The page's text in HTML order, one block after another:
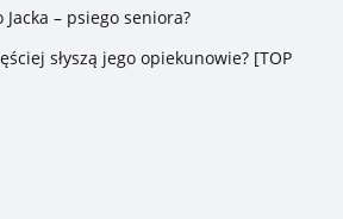
Jacka – psiego seniora?
słyszą jego opiekunowie? [TOP